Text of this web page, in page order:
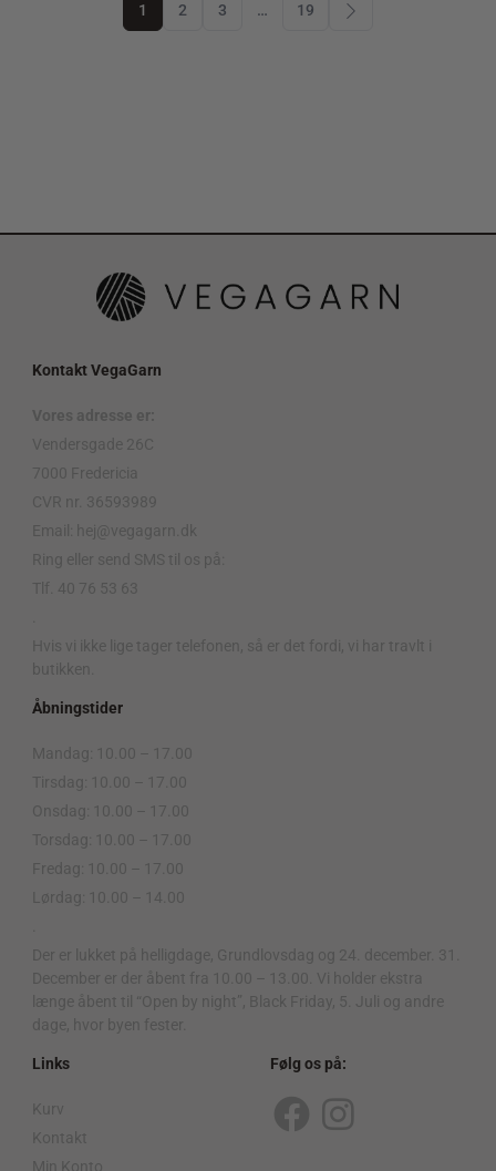
1 2 3 … 19
Kontakt VegaGarn
Vores adresse er:
Vendersgade 26C
7000 Fredericia
CVR nr. 36593989
Email: hej@vegagarn.dk
Ring eller send SMS til os på:
Tlf. 40 76 53 63
Hvis vi ikke lige tager telefonen, så er det fordi, vi har travlt i
butikken.
Åbningstider
Mandag: 10.00 – 17.00
Tirsdag: 10.00 – 17.00
Onsdag: 10.00 – 17.00
Torsdag: 10.00 – 17.00
Fredag: 10.00 – 17.00
Lørdag: 10.00 – 14.00
Der er lukket på helligdage, Grundlovsdag og 24. december. 31.
December er der åbent fra 10.00 – 13.00. Vi holder ekstra
længe åbent til “Open by night”, Black Friday, 5. Juli og andre
dage, hvor byen fester.
Links
Kurv
Kontakt
Min Konto
Følg os på:
F
I